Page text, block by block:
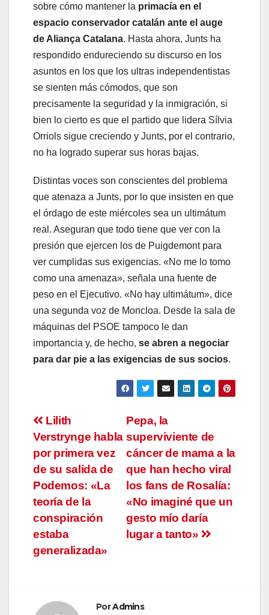
sobre cómo mantener la primacía en el
espacio conservador catalán ante el auge
de Aliança Catalana. Hasta ahora, Junts ha
respondido endureciendo su discurso en los
asuntos en los que los ultras independentistas
se sienten más cómodos, que son
precisamente la seguridad y la inmigración, si
bien lo cierto es que el partido que lidera Sílvia
Orriols sigue creciendo y Junts, por el contrario,
no ha logrado superar sus horas bajas.
Distintas voces son conscientes del problema
que atenaza a Junts, por lo que insisten en que
el órdago de este miércoles sea un ultimátum
real. Aseguran que todo tiene que ver con la
presión que ejercen los de Puigdemont para
ver cumplidas sus exigencias. «No me lo tomo
como una amenaza», señala una fuente de
peso en el Ejecutivo. «No hay ultimátum», dice
una segunda voz de Moncloa. Desde la sala de
máquinas del PSOE tampoco le dan
importancia y, de hecho, se abren a negociar
para dar pie a las exigencias de sus socios.
Navegación
de
entradas
Pepa, la
superviviente de
cáncer de mama a la
que han hecho viral
los fans de Rosalía:
«No imaginé que un
gesto mío daría
lugar a tanto»
Lilith
Verstrynge habla
por primera vez
de su salida de
Podemos: «La
teoría de la
conspiración
estaba
generalizada»
PorAdmins